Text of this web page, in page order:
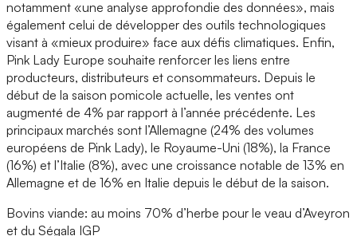
notamment «une analyse approfondie des données», mais
également celui de développer des outils technologiques
visant à «mieux produire» face aux défis climatiques. Enfin,
Pink Lady Europe souhaite renforcer les liens entre
producteurs, distributeurs et consommateurs. Depuis le
début de la saison pomicole actuelle, les ventes ont
augmenté de 4% par rapport à l’année précédente. Les
principaux marchés sont l’Allemagne (24% des volumes
européens de Pink Lady), le Royaume-Uni (18%), la France
(16%) et l’Italie (8%), avec une croissance notable de 13% en
Allemagne et de 16% en Italie depuis le début de la saison.
Bovins viande: au moins 70% d’herbe pour le veau d’Aveyron
et du Ségala IGP